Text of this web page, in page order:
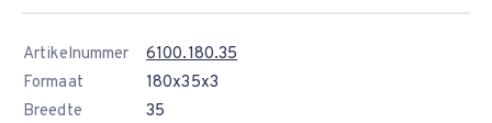
Artikelnummer
6100.180.35
Formaat
180x35x3
Breedte
35